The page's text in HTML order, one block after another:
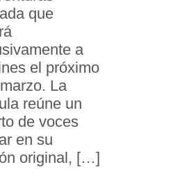
que
a
el próximo
La
reúne un
de voces
en su
original, […]